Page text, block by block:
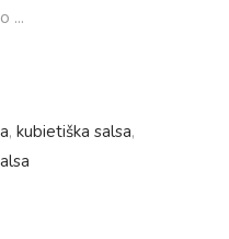
, kubietiška salsa,